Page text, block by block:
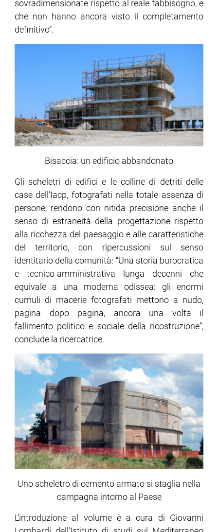
sovradimensionate rispetto al reale fabbisogno, e
che non hanno ancora visto il completamento
definitivo”.
Bisaccia: un edificio abbandonato
Gli scheletri di edifici e le colline di detriti delle
case dell’Iacp, fotografati nella totale assenza di
persone, rendono con nitida precisione anche il
senso di estraneità della progettazione rispetto
alla ricchezza del paesaggio e alle caratteristiche
del territorio, con ripercussioni sul senso
identitario della comunità: “Una storia burocratica
e tecnico-amministrativa lunga decenni che
equivale a una moderna odissea: gli enormi
cumuli di macerie fotografati mettono a nudo,
pagina dopo pagina, ancora una volta il
fallimento politico e sociale della ricostruzione”,
conclude la ricercatrice.
Uno scheletro di cemento armato si staglia nella
campagna intorno al Paese
L’introduzione al volume è a cura di Giovanni